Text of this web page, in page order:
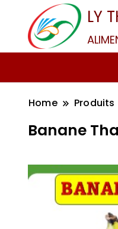
LY
Home Produits
Banane